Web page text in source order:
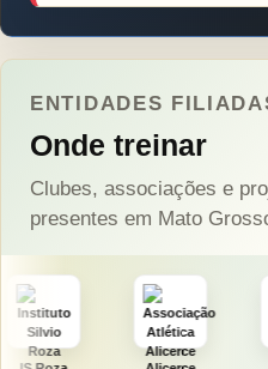
ENTIDADES
Onde treinar
Clubes, associações e
presentes em Mato